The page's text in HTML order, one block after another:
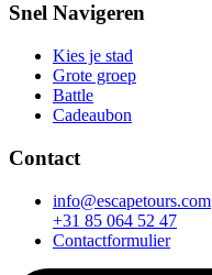
Snel Navigeren
Kies je stad
Grote groep
Battle
Cadeaubon
Contact
info@escapetours.com
+31 85 064 52 47
Contactformulier